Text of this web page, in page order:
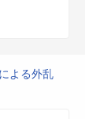
よる外乱